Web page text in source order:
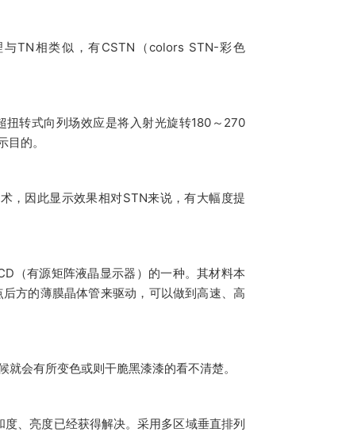
TN相类似，有CSTN（colors STN-彩色
转式向列场效应是将入射光旋转180～270
的。
，因此显示效果相对STN来说，有大幅度提
（有源矩阵液晶显示器）的一种。其材料本
方的薄膜晶体管来驱动，可以做到高速、高
会有所变色或则干脆黑漆漆的看不清楚。
、亮度已经获得解决。采用多区域垂直排列